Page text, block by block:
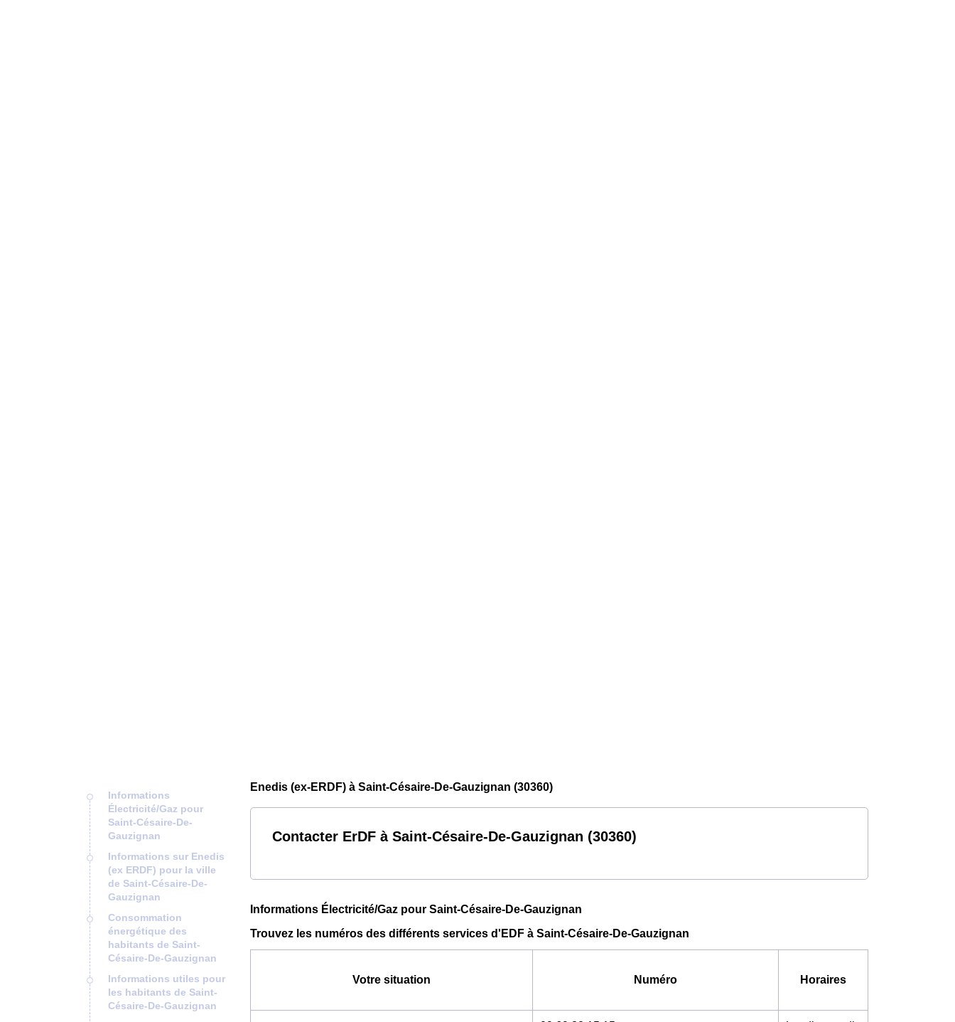
Informations
Électricité/Gaz pour
Saint-Césaire-De-
Gauzignan
Informations sur Enedis
(ex ERDF) pour la ville
de Saint-Césaire-De-
Gauzignan
Consommation
énergétique des
habitants de Saint-
Césaire-De-Gauzignan
Informations utiles pour
les habitants de Saint-
Césaire-De-Gauzignan
Enedis (ex-ERDF) à Saint-Césaire-De-Gauzignan (30360)
Contacter ErDF à Saint-Césaire-De-Gauzignan (30360)
Informations Électricité/Gaz pour Saint-Césaire-De-Gauzignan
Trouvez les numéros des différents services d'EDF à Saint-Césaire-De-Gauzignan
Votre situation Numéro Horaires